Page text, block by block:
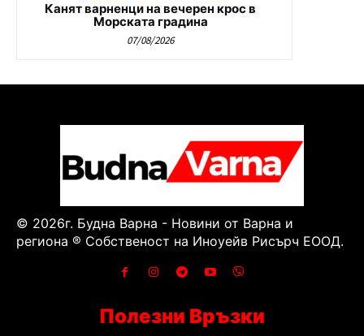
Канят варненци на вечерен крос в
Морската градина
07/08/2026
© 2026г. Будна Варна - Новини от Варна и
региона ® Собственост на Иноуейв Рисърч ЕООД.
Полезни Връзки